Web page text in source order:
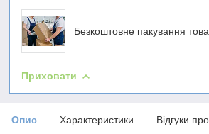
Безкоштовне пакування
Приховати
Опис Характеристики Відгуки